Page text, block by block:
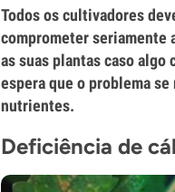
Todos os cultivadores
comprometer seriamente
as suas plantas caso algo
espera que o problema
nutrientes.
Deficiência de